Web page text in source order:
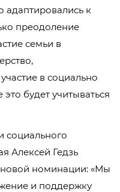
адаптировались к
преодоление
семьи в
в социально
будет учитываться
социального
Алексей Гедзь
новой номинации: «Мы
и поддержку